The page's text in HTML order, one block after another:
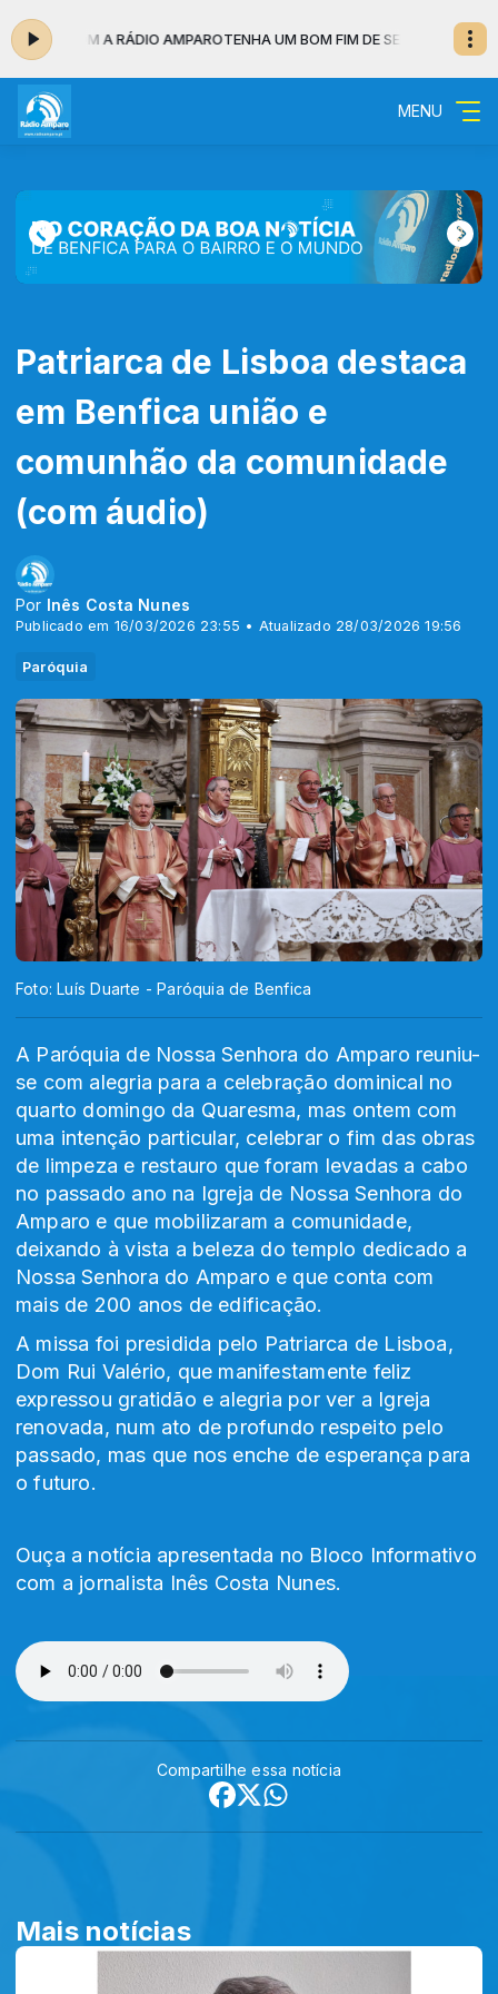
COM A RÁDIO AMPAROTENHA UM BOM FIM DE SEMANA COM A
MENU
Patriarca de Lisboa destaca
em Benfica união e
comunhão da comunidade
(com áudio)
Por Inês Costa Nunes
Publicado em 16/03/2026 23:55 • Atualizado 28/03/2026 19:56
Paróquia
Foto: Luís Duarte - Paróquia de Benfica
A Paróquia de Nossa Senhora do Amparo reuniu-
se com alegria para a celebração dominical no
quarto domingo da Quaresma, mas ontem com
uma intenção particular, celebrar o fim das obras
de limpeza e restauro que foram levadas a cabo
no passado ano na Igreja de Nossa Senhora do
Amparo e que mobilizaram a comunidade,
deixando à vista a beleza do templo dedicado a
Nossa Senhora do Amparo e que conta com
mais de 200 anos de edificação.
A missa foi presidida pelo Patriarca de Lisboa,
Dom Rui Valério, que manifestamente feliz
expressou gratidão e alegria por ver a Igreja
renovada, num ato de profundo respeito pelo
passado, mas que nos enche de esperança para
o futuro.
Ouça a notícia apresentada no Bloco Informativo
com a jornalista Inês Costa Nunes.
Compartilhe essa notícia
Mais notícias